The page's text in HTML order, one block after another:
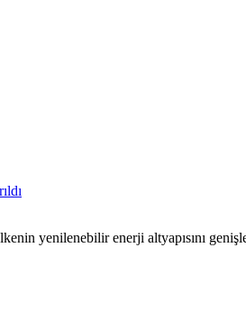
yenilenebilir enerji altyapısını